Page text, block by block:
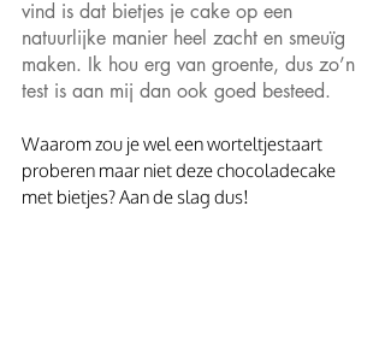
vind is dat bietjes je cake op een
natuurlijke manier heel zacht en smeuïg
maken. Ik hou erg van groente, dus zo’n
test is aan mij dan ook goed besteed.
Waarom zou je wel een worteltjestaart
proberen maar niet deze chocoladecake
met bietjes? Aan de slag dus!